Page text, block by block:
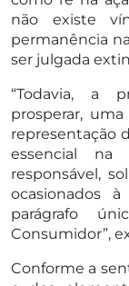
não existe
permanência
ser julgada
“Todavia, a
prosperar,
representação
essencial na
responsável,
ocasionados
parágrafo
Consumidor”,
Conforme a